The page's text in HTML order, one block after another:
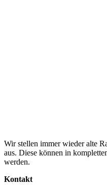
Wir stellen immer wieder alte
aus. Diese können in
werden.
Kontakt